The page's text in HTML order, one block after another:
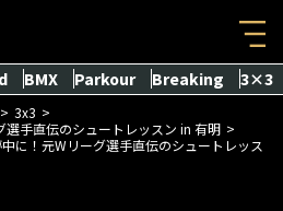
BMX Parkour Breaking 3×3
3x3
手直伝のシュートレッスン in 有明
に！元Wリーグ選手直伝のシュートレッス